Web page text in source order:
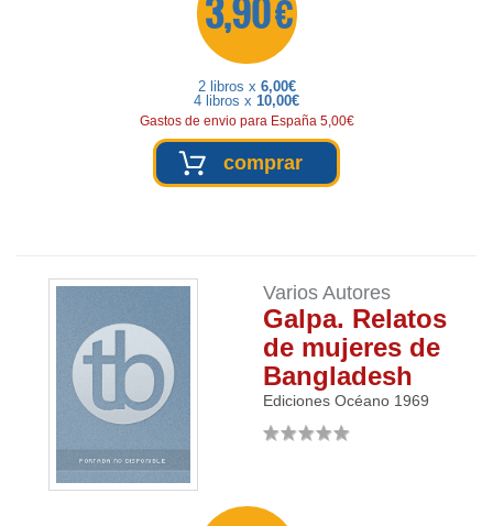
3,90 €
2 libros x 6,00€
4 libros x 10,00€
Gastos de envio para España 5,00€
comprar
Varios Autores
Galpa. Relatos
de mujeres de
Bangladesh
Ediciones Océano 1969